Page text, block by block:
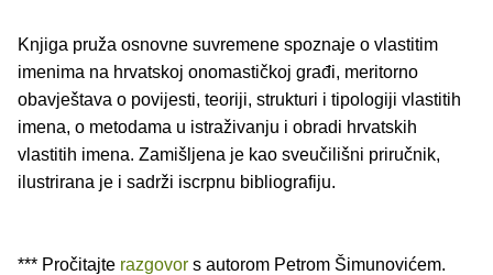
Knjiga pruža osnovne suvremene spoznaje o vlastitim
imenima na hrvatskoj onomastičkoj građi, meritorno
obavještava o povijesti, teoriji, strukturi i tipologiji vlastitih
imena, o metodama u istraživanju i obradi hrvatskih
vlastitih imena. Zamišljena je kao sveučilišni priručnik,
ilustrirana je i sadrži iscrpnu bibliografiju.
*** Pročitajte razgovor s autorom Petrom Šimunovićem.